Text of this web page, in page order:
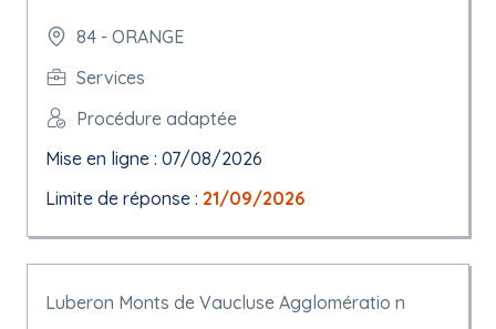
84 - ORANGE
Services
Procédure adaptée
Mise en ligne : 07/08/2026
Limite de réponse : 21/09/2026
Luberon Monts de Vaucluse Agglomératio n